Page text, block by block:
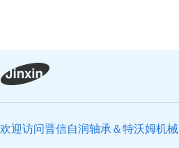
欢迎访问晋信自润轴承＆特沃姆机械